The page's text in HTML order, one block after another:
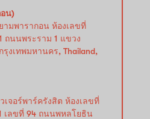
น)
ามพารากอน ห้องเลขที่
ถนนพระราม 1 แขวง
งเทพมหานคร, Thailand,
เจอร์พาร์ครังสิต ห้องเลขที่
เลขที่ 94 ถนนพหลโยธิน